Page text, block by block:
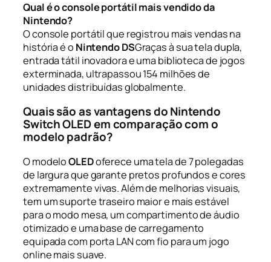
Qual é o console portátil mais vendido da
Nintendo?
O console portátil que registrou mais vendas na
história é o Nintendo DSGraças à sua tela dupla,
entrada tátil inovadora e uma biblioteca de jogos
exterminada, ultrapassou 154 milhões de
unidades distribuídas globalmente.
Quais são as vantagens do Nintendo
Switch OLED em comparação com o
modelo padrão?
O modeloOLEDoferece uma tela de 7 polegadas
de largura que garante pretos profundos e cores
extremamente vivas. Além de melhorias visuais,
tem um suporte traseiro maior e mais estável
para o modo mesa, um compartimento de áudio
otimizado e uma base de carregamento
equipada com porta LAN com fio para um jogo
online mais suave.